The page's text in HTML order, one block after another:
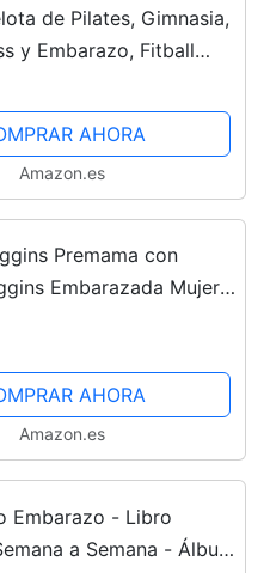
de Pilates, Gimnasia,
y Embarazo, Fitball
Grueso, Resistencia de
AHORA
Amazon.es
Premama con
Embarazada Mujer
Elásticos Suave
AHORA
Amazon.es
Embarazo - Libro
a Semana - Álbum